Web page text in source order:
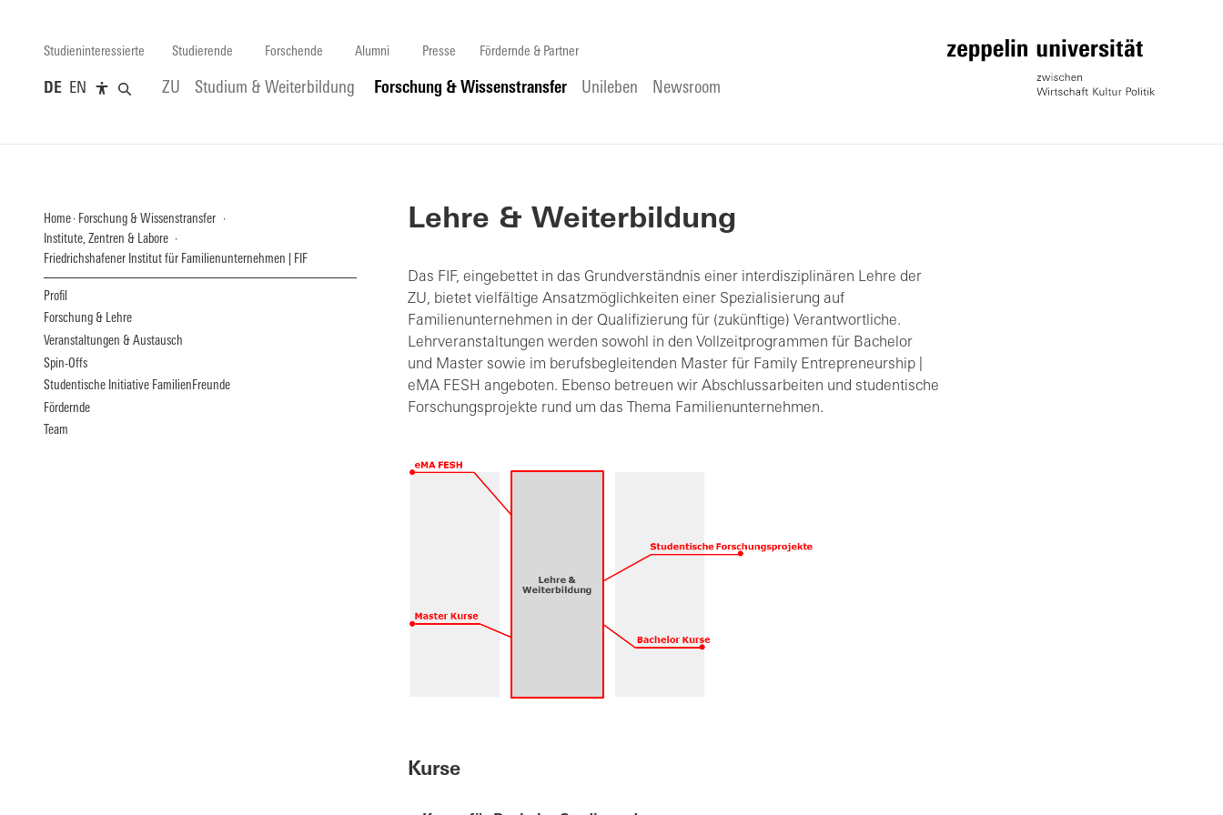
Studieninteressierte Studierende Forschende Alumni Presse Fördernde & Partner
DE EN ZU Studium & Weiterbildung Forschung & Wissenstransfer Unileben Newsroom
Home Forschung & Wissenstransfer
Institute, Zentren & Labore
Friedrichshafener Institut für Familienunternehmen | FIF
Profil
Forschung & Lehre
Veranstaltungen & Austausch
Spin-Offs
Studentische Initiative FamilienFreunde
Fördernde
Team
Lehre & Weiterbildung
Das FIF, eingebettet in das Grundverständnis einer interdisziplinären Lehre der
ZU, bietet vielfältige Ansatzmöglichkeiten einer Spezialisierung auf
Familienunternehmen in der Qualifizierung für (zukünftige) Verantwortliche.
Lehrveranstaltungen werden sowohl in den Vollzeitprogrammen für Bachelor
und Master sowie im berufsbegleitenden Master für Family Entrepreneurship |
eMA FESH angeboten. Ebenso betreuen wir Abschlussarbeiten und studentische
Forschungsprojekte rund um das Thema Familienunternehmen.
Kurse